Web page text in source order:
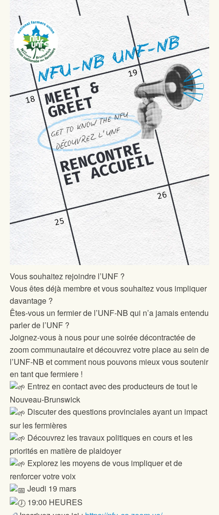
Vous souhaitez rejoindre l’UNF ?
Vous êtes déjà membre et vous souhaitez vous impliquer
davantage ?
Êtes-vous un fermier de l’UNF-NB qui n’a jamais entendu
parler de l’UNF ?
Joignez-vous à nous pour une soirée décontractée de
zoom communautaire et découvrez votre place au sein de
l’UNF-NB et comment nous pouvons mieux vous soutenir
en tant que fermiere !
Entrez en contact avec des producteurs de tout le
Nouveau-Brunswick
Discuter des questions provinciales ayant un impact
sur les fermières
Découvrez les travaux politiques en cours et les
priorités en matière de plaidoyer
Explorez les moyens de vous impliquer et de
renforcer votre voix
Jeudi 19 mars
19:00 HEURES